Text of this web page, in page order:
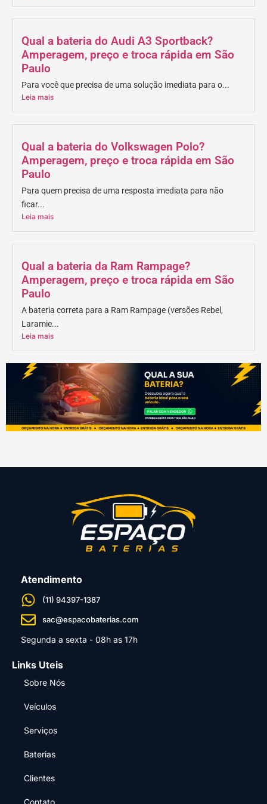
Qual a bateria do Audi A3 Sportback?
Amperagem, preço e troca rápida em São
Paulo
Para você que precisa de uma solução imediata para o...
Leia mais
Qual a bateria do Volkswagen Polo?
Amperagem, preço e troca rápida em São
Paulo
Para quem precisa de uma resposta imediata para não
ficar...
Leia mais
Qual a bateria da Ram Rampage?
Amperagem, preço e troca rápida em São
Paulo
A bateria correta para a Ram Rampage (versões Rebel,
Laramie...
Leia mais
Atendimento
(11) 94397-1387
sac@espacobaterias.com
Segunda a sexta - 08h as 17h
Links Uteis
Sobre Nós
Veículos
Serviços
Baterias
Clientes